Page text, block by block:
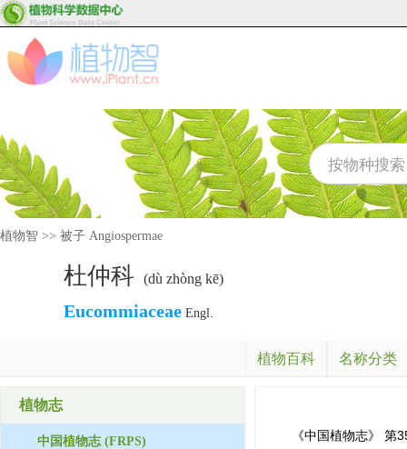
植物智 >> 被子 Angiospermae
杜仲科 (dù zhòng kē)
Eucommiaceae Engl.
植物百科 名称分类
植物志
中国植物志 (FRPS) 《中国植物志》 第